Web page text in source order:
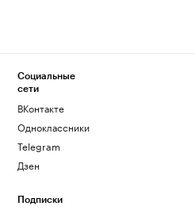
Социальные
сети
ВКонтакте
Одноклассники
Telegram
Дзен
Подписки